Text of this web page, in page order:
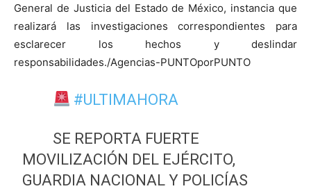
General de Justicia del Estado de México, instancia que
realizará las investigaciones correspondientes para
esclarecer los hechos y deslindar
responsabilidades./Agencias-PUNTOporPUNTO
#ULTIMAHORA
SE REPORTA FUERTE
MOVILIZACIÓN DEL EJÉRCITO,
GUARDIA NACIONAL Y POLICÍAS